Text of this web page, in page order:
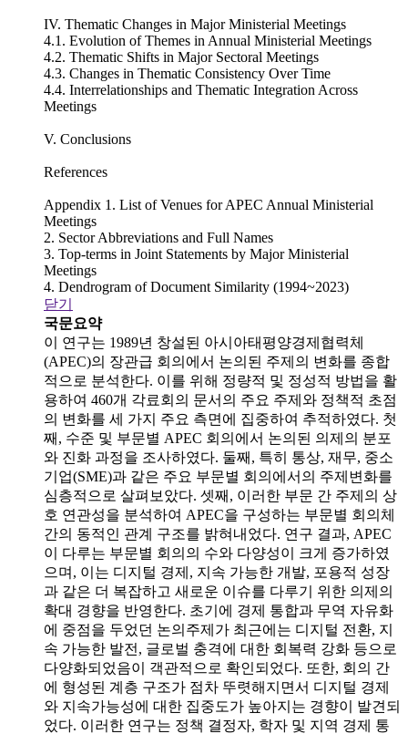
IV. Thematic Changes in Major Ministerial Meetings
4.1. Evolution of Themes in Annual Ministerial Meetings
4.2. Thematic Shifts in Major Sectoral Meetings
4.3. Changes in Thematic Consistency Over Time
4.4. Interrelationships and Thematic Integration Across
Meetings
V. Conclusions
References
Appendix 1. List of Venues for APEC Annual Ministerial
Meetings
2. Sector Abbreviations and Full Names
3. Top-terms in Joint Statements by Major Ministerial
Meetings
4. Dendrogram of Document Similarity (1994~2023)
닫기
국문요약
이 연구는 1989년 창설된 아시아태평양경제협력체
(APEC)의 장관급 회의에서 논의된 주제의 변화를 종합
적으로 분석한다. 이를 위해 정량적 및 정성적 방법을 활
용하여 460개 각료회의 문서의 주요 주제와 정책적 초점
의 변화를 세 가지 주요 측면에 집중하여 추적하였다. 첫
째, 수준 및 부문별 APEC 회의에서 논의된 의제의 분포
와 진화 과정을 조사하였다. 둘째, 특히 통상, 재무, 중소
기업(SME)과 같은 주요 부문별 회의에서의 주제변화를
심층적으로 살펴보았다. 셋째, 이러한 부문 간 주제의 상
호 연관성을 분석하여 APEC을 구성하는 부문별 회의체
간의 동적인 관계 구조를 밝혀내었다. 연구 결과, APEC
이 다루는 부문별 회의의 수와 다양성이 크게 증가하였
으며, 이는 디지털 경제, 지속 가능한 개발, 포용적 성장
과 같은 더 복잡하고 새로운 이슈를 다루기 위한 의제의
확대 경향을 반영한다. 초기에 경제 통합과 무역 자유화
에 중점을 두었던 논의주제가 최근에는 디지털 전환, 지
속 가능한 발전, 글로벌 충격에 대한 회복력 강화 등으로
다양화되었음이 객관적으로 확인되었다. 또한, 회의 간
에 형성된 계층 구조가 점차 뚜렷해지면서 디지털 경제
와 지속가능성에 대한 집중도가 높아지는 경향이 발견되
었다. 이러한 연구는 정책 결정자, 학자 및 지역 경제 통